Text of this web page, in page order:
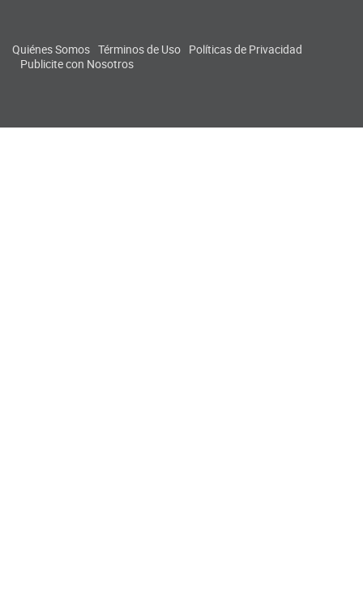
Quiénes Somos Términos de Uso Políticas de Privacidad
Publicite con Nosotros